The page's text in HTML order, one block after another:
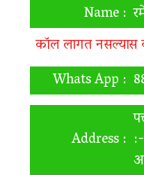
Name :
कॉल लागत नसल्यास
Whats App :
Address :